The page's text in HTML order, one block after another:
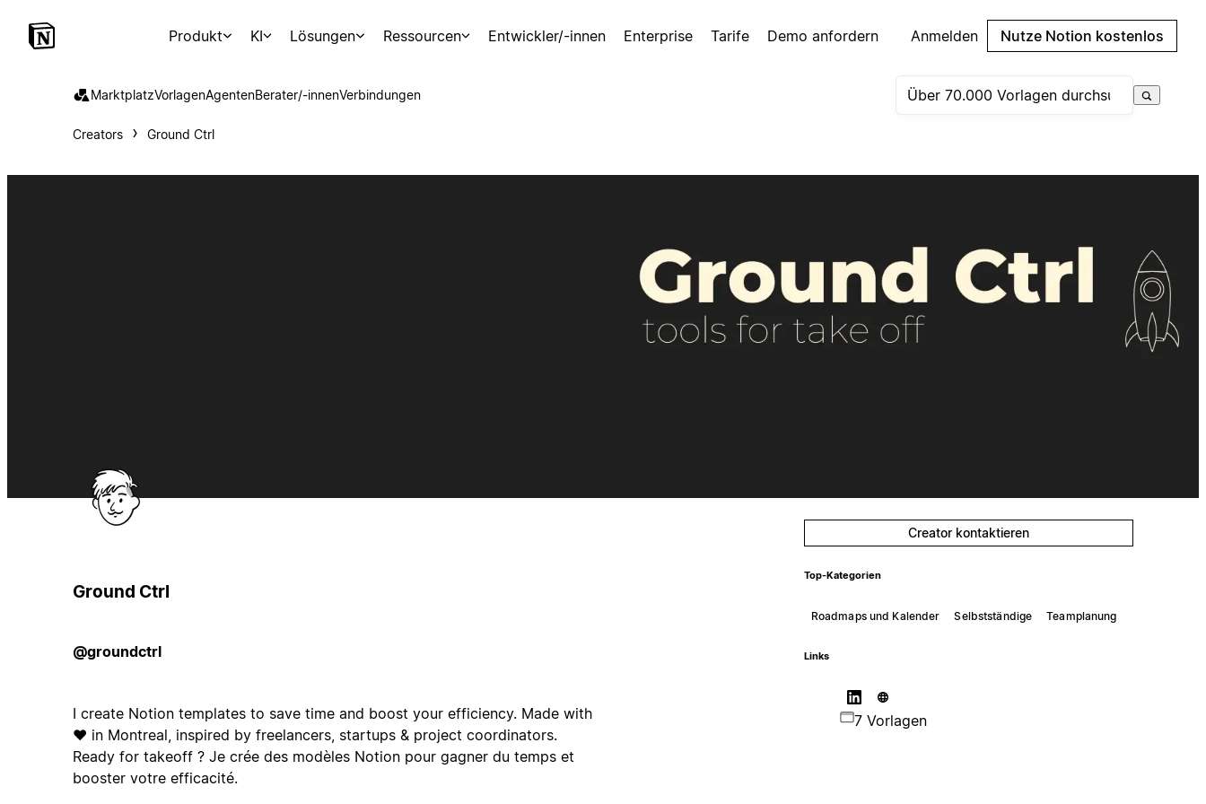
Produkt KI Lösungen Ressourcen Entwickler/-innen Enterprise Tarife Demo anfordern Anmelden Nutze Notion kostenlos
MarktplatzVorlagenAgentenBerater/-innenVerbindungen
Creators Ground Ctrl
Ground Ctrl
@groundctrl
I create Notion templates to save time and boost your efficiency. Made with
❤️ in Montreal, inspired by freelancers, startups & project coordinators.
Ready for takeoff ? Je crée des modèles Notion pour gagner du temps et
booster votre efficacité.
Creator kontaktieren
Top-Kategorien
Roadmaps und Kalender Selbstständige Teamplanung
Links
7 Vorlagen